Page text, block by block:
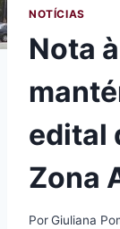
NOTÍCIAS
Nota
edital
Zona
PorGiuliana